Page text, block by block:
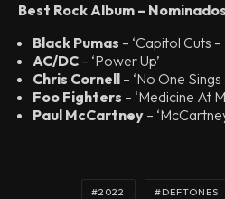
Best Rock Album – Nominados
Black Pumas – ‘Capitol Cuts
AC/DC – ‘Power Up’
Chris Cornell – ‘No One
Foo Fighters – ‘Medicine At
Paul McCartney –
2022 DEFTONES